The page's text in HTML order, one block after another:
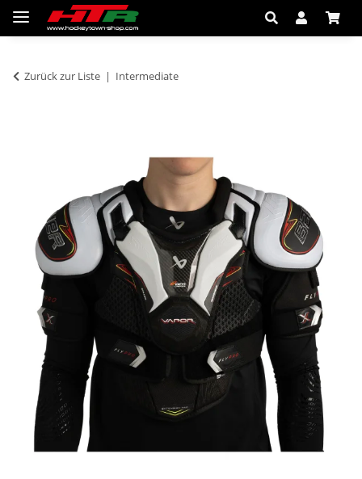
Zurück zur Liste Intermediate